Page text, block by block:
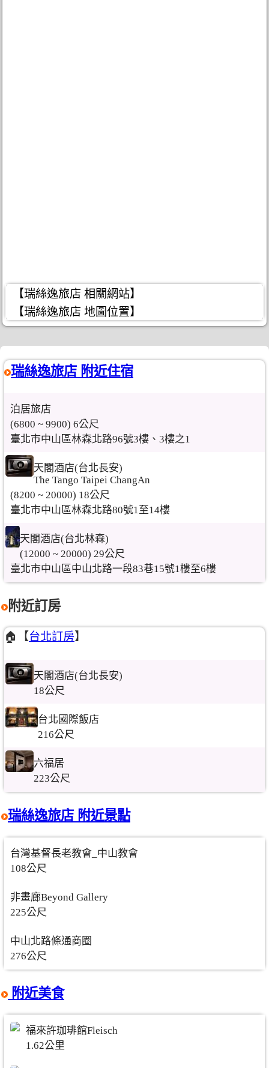
【瑞絲逸旅店 相關網站】
【瑞絲逸旅店 地圖位置】
瑞絲逸旅店 附近住宿
泊居旅店
(6800 ~ 9900) 6公尺
臺北市中山區林森北路96號3樓、3樓之1
天閣酒店(台北長安)
The Tango Taipei ChangAn
(8200 ~ 20000) 18公尺
臺北市中山區林森北路80號1至14樓
天閣酒店(台北林森)
(12000 ~ 20000) 29公尺
臺北市中山區中山北路一段83巷15號1樓至6樓
附近訂房
🏠【台北訂房】
天閣酒店(台北長安)
18公尺
台北國際飯店
216公尺
六福居
223公尺
瑞絲逸旅店 附近景點
台灣基督長老教會_中山教會
108公尺
非畫廊Beyond Gallery
225公尺
中山北路條通商圈
276公尺
附近美食
福來許珈琲館Fleisch
1.62公里